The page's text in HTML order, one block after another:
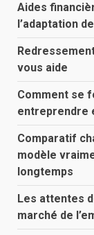
Aides
l’adaptation
vous aide
Comment se
entreprendre
Comparatif
modèle
longtemps
Les attentes
marché de